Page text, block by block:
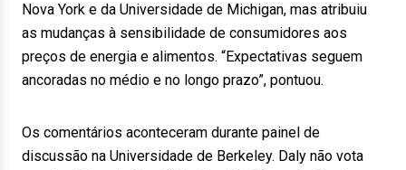
Nova York e da Universidade de Michigan, mas atribuiu
as mudanças à sensibilidade de consumidores aos
preços de energia e alimentos. “Expectativas seguem
ancoradas no médio e no longo prazo”, pontuou.
Os comentários aconteceram durante painel de
discussão na Universidade de Berkeley. Daly não vota